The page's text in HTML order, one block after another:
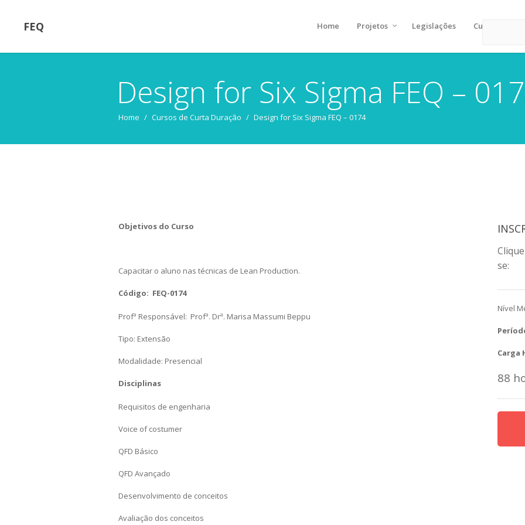
FEQ Home Projetos Legislações Cursos
Design for Six Sigma FEQ –
Home / Cursos de Curta Duração / Design for Six Sigma FEQ – 0174
Objetivos do Curso
Capacitar o aluno nas técnicas de Lean Production.
Código: FEQ-0174
Profª Responsável: Profª. Drª. Marisa Massumi Beppu
Tipo: Extensão
Modalidade: Presencial
Disciplinas
Requisitos de engenharia
Voice of costumer
QFD Básico
QFD Avançado
Desenvolvimento de conceitos
Avaliação dos conceitos
se:
Nível
Carga
88